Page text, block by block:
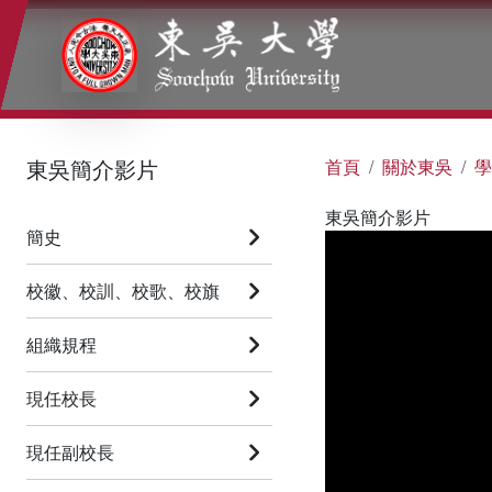
:::
東吳簡介影片
簡史
校徽、校訓、校歌、校旗
組織規程
現任校長
現任副校長
首頁 關於東吳
東吳簡介影片